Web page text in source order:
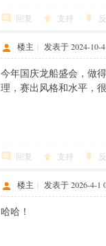
回复 支持
楼主 | 发表于 2024-10-
今年国庆龙船盛会，做
理，赛出风格和水平，
回复 支持
楼主 | 发表于 2026-4-1
哈哈！